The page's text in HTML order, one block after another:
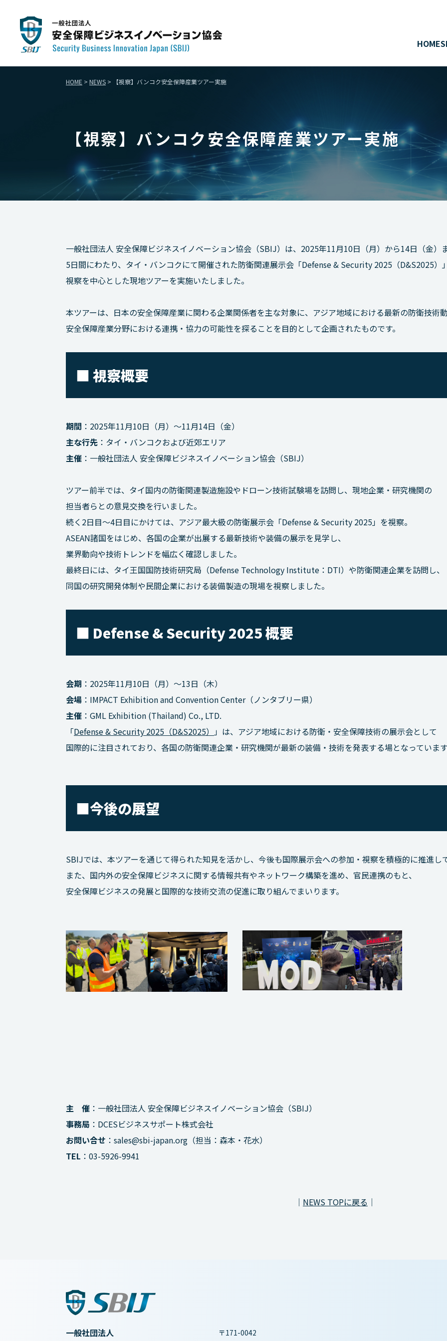
HOME
HOME > NEWS > 【視察】バンコク安全保障産業ツアー実施
【視察】バンコク安全保障産業ツアー実施
一般社団法人 安全保障ビジネスイノベーション協会（SBIJ）は、2025年11月10日（月）から14日（金）
5日間にわたり、タイ・バンコクにて開催された防衛関連展示会「Defense & Security 2025（D&S2025）
視察を中心とした現地ツアーを実施いたしました。
本ツアーは、日本の安全保障産業に関わる企業関係者を主な対象に、アジア地域における最新の防衛技術動
安全保障産業分野における連携・協力の可能性を探ることを目的として企画されたものです。
■ 視察概要
期間 ：2025年11月10日（月）～11月14日（金）
主な行先 ：タイ・バンコクおよび近郊エリア
主催 ：一般社団法人 安全保障ビジネスイノベーション協会（SBIJ）
ツアー前半では、タイ国内の防衛関連製造施設やドローン技術試験場を訪問し、現地企業・研究機関の
担当者らとの意見交換を行いました。
続く2日目～4日目にかけては、アジア最大級の防衛展示会「Defense & Security 2025」を視察。
ASEAN諸国をはじめ、各国の企業が出展する最新技術や装備の展示を見学し、
業界動向や技術トレンドを幅広く確認しました。
最終日には、タイ王国国防技術研究局（Defense Technology Institute：DTI）や防衛関連企業を訪問し、
同国の研究開発体制や民間企業における装備製造の現場を視察しました。
■ Defense & Security 2025 概要
会期 ：2025年11月10日（月）～13日（木）
会場 ：IMPACT Exhibition and Convention Center（ノンタブリー県）
主催 ：GML Exhibition (Thailand) Co., LTD.
「Defense & Security 2025（D&S2025） 」は、アジア地域における防衛・安全保障技術の展示会として
国際的に注目されており、各国の防衛関連企業・研究機関が最新の装備・技術を発表する場となっています
■今後の展望
SBIJでは、本ツアーを通じて得られた知見を活かし、今後も国際展示会への参加・視察を積極的に推進し
また、国内外の安全保障ビジネスに関する情報共有やネットワーク構築を進め、官民連携のもと、
安全保障ビジネスの発展と国際的な技術交流の促進に取り組んでまいります。
主 催 ：一般社団法人 安全保障ビジネスイノベーション協会（SBIJ）
事務局 ：DCESビジネスサポート株式会社
お問い合せ ：sales@sbi-japan.org（担当：森本・花水）
TEL ：03-5926-9941
｜ NEWS TOPに戻る ｜
一般社団法人
〒171-0042